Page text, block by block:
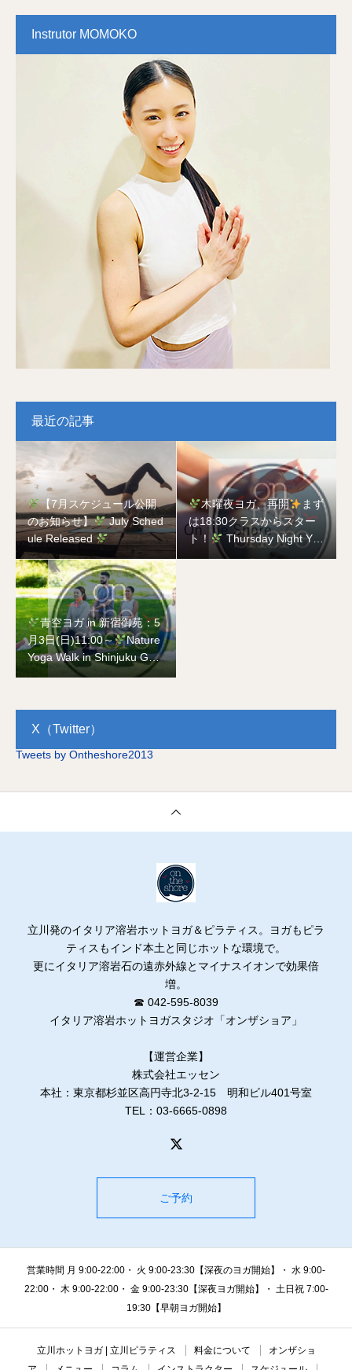
Instrutor MOMOKO
最近の記事
【7月スケジュール公開
のお知らせ】
July Sched
ule Released
木曜夜ヨガ、再開
まず
は18:30クラスからスター
ト！
Thursday Night Yog
a is Back
Starting with t
青空ヨガ in 新宿御苑：5
月3日(日)11:00～
Nature
Yoga Walk in Shinjuku Gyo
en National Garden on Ma
X（Twitter）
Tweets by Ontheshore2013
立川発のイタリア溶岩ホットヨガ＆ピラティス。ヨガもピラ
ティスもインド本土と同じホットな環境で。
更にイタリア溶岩石の遠赤外線とマイナスイオンで効果倍
増。
☎ 042-595-8039
イタリア溶岩ホットヨガスタジオ「オンザショア」
【運営企業】
株式会社エッセン
本社：東京都杉並区高円寺北3-2-15 明和ビル401号室
TEL：03-6665-0898
ご予約
営業時間 月 9:00-22:00・ 火 9:00-23:30【深夜のヨガ開始】・ 水 9:00-
22:00・ 木 9:00-22:00・ 金 9:00-23:30【深夜ヨガ開始】・ 土日祝 7:00-
19:30【早朝ヨガ開始】
立川ホットヨガ | 立川ピラティス 料金について
オンザショ